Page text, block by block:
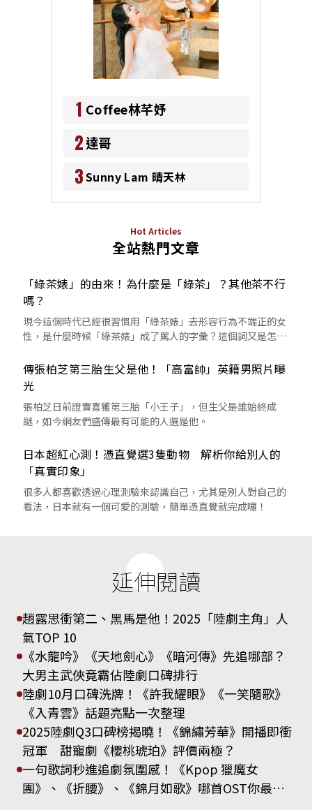
1 Coffee林芊妤
2達哥
3Sunny Lam 晴天林
Hot Articles
全站熱門文章
「綠茶婊」的由來！為什麼是「綠茶」？其他茶不行
嗎？
現今這個時代已經很習慣用「綠茶婊」去形容行為不端正的女
性，是什麼時候「綠茶婊」成了罵人的字彙？這個詞又是怎麼
傳張柏芝第三胎生父是他！「高富帥」英籍男照片曝
光
張柏芝日前證實喜獲第三胎「小王子」，但生父是誰始終成
謎，如今網友們盛傳最有可能的人選是他。
日本超紅心測！憑直覺選3隻動物 解析你給別人的
「真實印象」
很多人都喜歡透過心理測驗來認識自己，尤其是別人對自己的
看法，日本就有一個可愛的測驗，簡單憑直覺就完成囉！
延伸閱讀
趙露思衝第二、黑馬是他！2025「陸劇主角」人
氣TOP 10
《水龍吟》《天地劍心》《暗河傳》先追哪部？
大男主武俠竟霸佔陸劇口碑排行
陸劇10月口碑洗牌！《許我耀眼》《一笑隨歌》
《入青雲》話題亮點一次整理
2025陸劇Q3口碑榜揭曉！《錦繡芳華》開播即衝
冠軍 甜寵劇《櫻桃琥珀》評價兩極？
一句歌詞秒進追劇氛圍感！《Kpop 獵魔女
團》、《折腰》、《錦月如歌》哪首OST你最